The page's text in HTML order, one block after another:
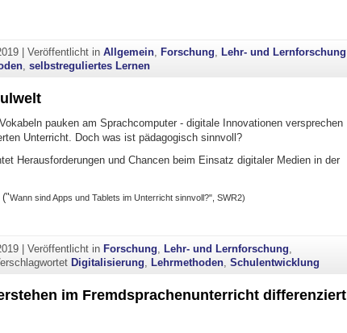
|Veröffentlicht inAllgemein, Forschung, Lehr- und Lernforschung
,selbstreguliertes Lernen
pauken am Sprachcomputer - digitale Innovationen versprechen
Unterricht. Doch was ist pädagogisch sinnvoll?
Herausforderungen und Chancen beim Einsatz digitaler Medien in der
("Wann sind Apps und Tablets im Unterricht sinnvoll?", SWR2)
|Veröffentlicht inForschung ,Lehr- und Lernforschung
Digitalisierung ,Lehrmethoden ,Schulentwicklung
im Fremdsprachenunterricht differenziert